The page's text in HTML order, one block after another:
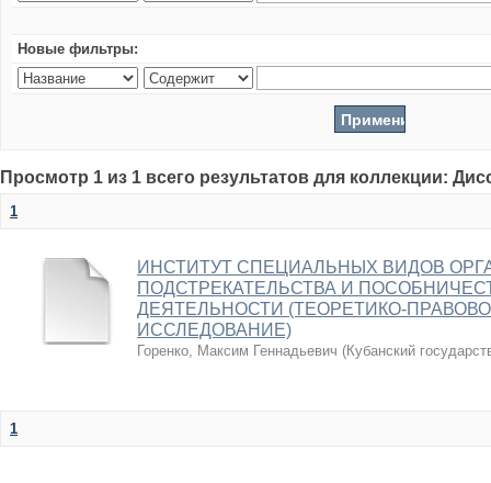
Новые фильтры:
Просмотр 1 из 1 всего результатов для коллекции:
1
ИНСТИТУТ СПЕЦИАЛЬНЫХ ВИДОВ
ПОДСТРЕКАТЕЛЬСТВА И
ДЕЯТЕЛЬНОСТИ (ТЕОРЕТИКО-
ИССЛЕДОВАНИЕ)
Горенко, Максим Геннадьевич (Кубанский
1